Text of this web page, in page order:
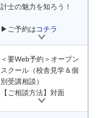
計士の魅力を知ろう！
▶ご予約はコチラ
＜要Web予約＞オープン
スクール（校舎見学＆個
別受講相談）
【ご相談方法】対面